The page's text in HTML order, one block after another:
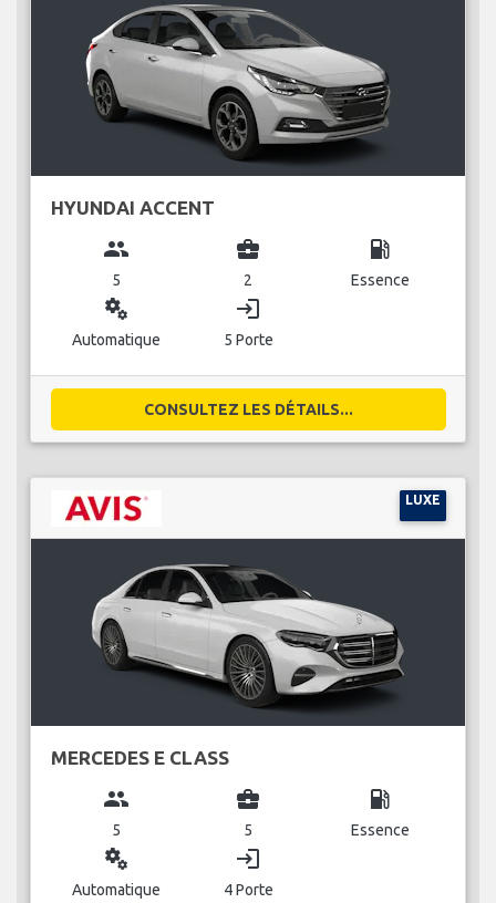
HYUNDAI ACCENT
group
5
business_center
2
local_gas_station
Essence
miscellaneous_services
Automatique
login
5 Porte
CONSULTEZ LES DÉTAILS...
LUXE
MERCEDES E CLASS
group
5
business_center
5
local_gas_station
Essence
miscellaneous_services
Automatique
login
4 Porte